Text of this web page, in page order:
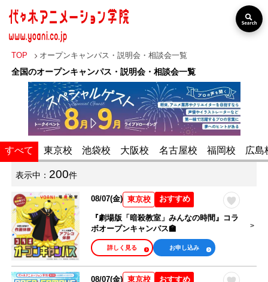
分野・職業
出張オープン
キャンパス
声優・俳優・タ
レント・歌い
手・アニソン歌
手
VTuber・Vライ
アニメーター・
アニメ監督・他
アニメ関係
イラストレータ
ー・漫画家
シナリオ・ライ
タレントマネー
TOP オープンキャンパス・説明会・相談会一覧
全国のオープンキャンパス・説明会・相談会一覧
すべて 東京校 池袋校 大阪校 名古屋校 福岡校 広島
表示中： 200件
おすすめ
08/07(金) 東京校
『劇場版「暗殺教室」みんなの時間』コラ
ボオープンキャンパス🏫
お申し込み
詳しく見る
おすすめ
08/07(金) 東京校